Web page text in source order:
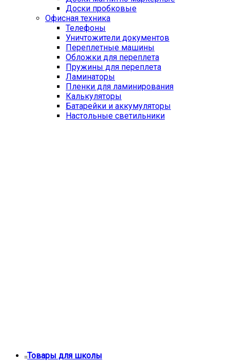
Доски пробковые
Офисная техника
Телефоны
Уничтожители документов
Переплетные машины
Обложки для переплета
Пружины для переплета
Ламинаторы
Пленки для ламинирования
Калькуляторы
Батарейки и аккумуляторы
Настольные светильники
Товары для школы